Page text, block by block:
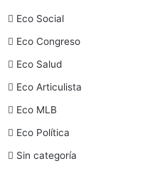
Eco Social
Eco Congreso
Eco Salud
Eco Articulista
Eco MLB
Eco Política
Sin categoría